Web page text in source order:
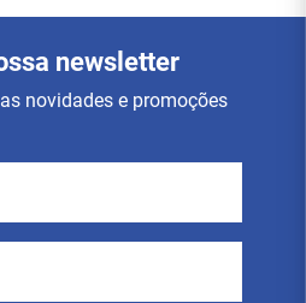
newsletter
novidades e promoções